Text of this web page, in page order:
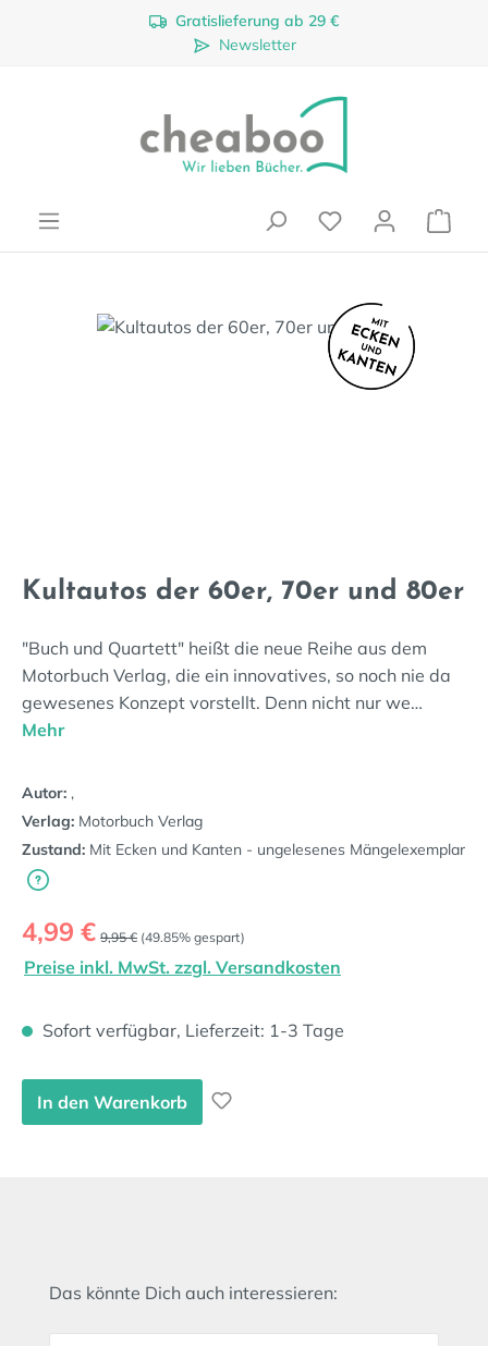
Zum Hauptinhalt springenGratislieferung ab 29 €
Newsletter
Bildergalerie überspringen
Kultautos der 60er, 70er und 80er
"Buch und Quartett" heißt die neue Reihe aus dem
Motorbuch Verlag, die ein innovatives, so noch nie da
gewesenes Konzept vorstellt. Denn nicht nur we…
Mehr
Autor: ,
Verlag: Motorbuch Verlag
Zustand: Mit Ecken und Kanten - ungelesenes Mängelexemplar
Verkaufspreis:
4,99 € Regulärer Preis:
9,95 € (49.85% gespart)
Preise inkl. MwSt. zzgl. Versandkosten
Sofort verfügbar, Lieferzeit: 1-3 Tage
In den Warenkorb
Produktgalerie überspringen
Das könnte Dich auch interessieren: